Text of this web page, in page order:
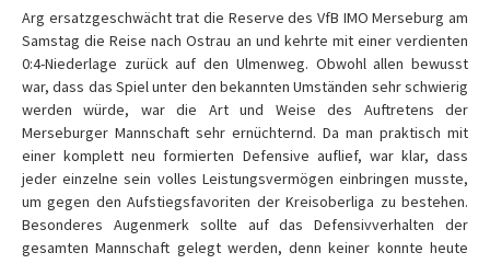
Arg ersatzgeschwächt trat die Reserve des VfB IMO Merseburg am
Samstag die Reise nach Ostrau an und kehrte mit einer verdienten
0:4-Niederlage zurück auf den Ulmenweg. Obwohl allen bewusst
war, dass das Spiel unter den bekannten Umständen sehr schwierig
werden würde, war die Art und Weise des Auftretens der
Merseburger Mannschaft sehr ernüchternd. Da man praktisch mit
einer komplett neu formierten Defensive auflief, war klar, dass
jeder einzelne sein volles Leistungsvermögen einbringen musste,
um gegen den Aufstiegsfavoriten der Kreisoberliga zu bestehen.
Besonderes Augenmerk sollte auf das Defensivverhalten der
gesamten Mannschaft gelegt werden, denn keiner konnte heute